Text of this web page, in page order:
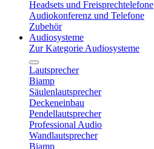
Headsets und Freisprechtelefone
Audiokonferenz und Telefone
Zubehör
Audiosysteme
Zur Kategorie Audiosysteme
Lautsprecher
Biamp
Säulenlautsprecher
Deckeneinbau
Pendellautsprecher
Professional Audio
Wandlautsprecher
Biamp